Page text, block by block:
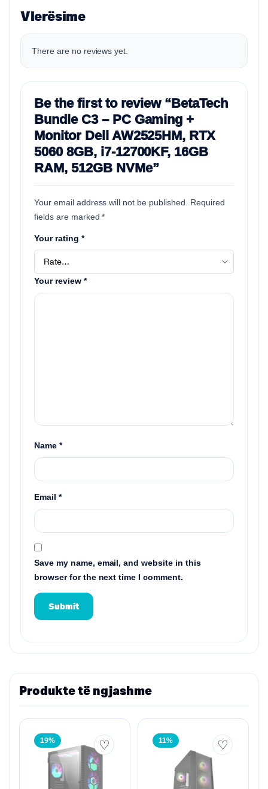
Vlerësime
There are no reviews yet.
Be the first to review “BetaTech
Bundle C3 – PC Gaming +
Monitor Dell AW2525HM, RTX
5060 8GB, i7-12700KF, 16GB
RAM, 512GB NVMe”
Your email address will not be published.
Required
fields are marked*
Your rating *
Your review *
Name *
Email *
Save my name, email, and website in this
browser for the next time I comment.
Produkte të ngjashme
19% 11%